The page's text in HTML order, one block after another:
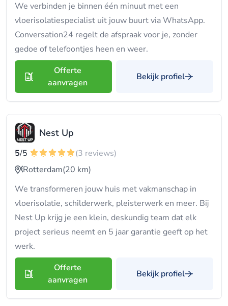
We verbinden je binnen één minuut met een
vloerisolatiespecialist uit jouw buurt via WhatsApp.
Conversation24 regelt de afspraak voor je, zonder
gedoe of telefoontjes heen en weer.
Offerte
aanvragen
Bekijk profiel
Nest Up
5/5
(3 reviews)
Rotterdam(20 km)
We transformeren jouw huis met vakmanschap in
vloerisolatie, schilderwerk, pleisterwerk en meer. Bij
Nest Up krijg je een klein, deskundig team dat elk
project serieus neemt en 5 jaar garantie geeft op het
werk.
Offerte
aanvragen
Bekijk profiel